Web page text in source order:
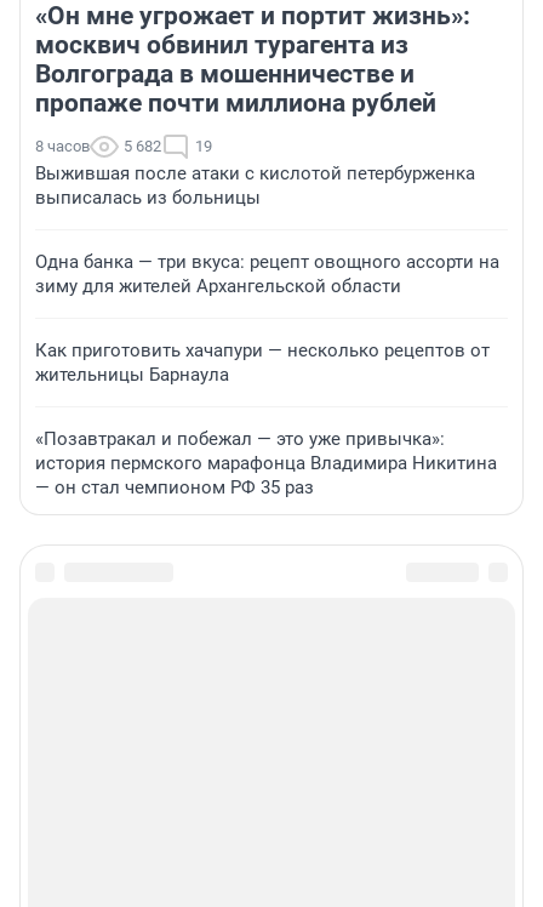
«Он мне угрожает и портит жизнь»:
москвич обвинил турагента из
Волгограда в мошенничестве и
пропаже почти миллиона рублей
8 часов 5 682 19
Выжившая после атаки с кислотой петербурженка
выписалась из больницы
Одна банка — три вкуса: рецепт овощного ассорти на
зиму для жителей Архангельской области
Как приготовить хачапури — несколько рецептов от
жительницы Барнаула
«Позавтракал и побежал — это уже привычка»:
история пермского марафонца Владимира Никитина
— он стал чемпионом РФ 35 раз